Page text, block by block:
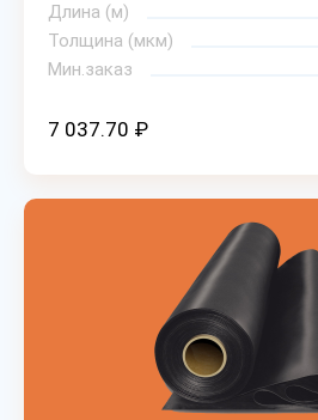
Длина (м)
Толщина (мкм)
Мин.заказ
7 037.70 ₽